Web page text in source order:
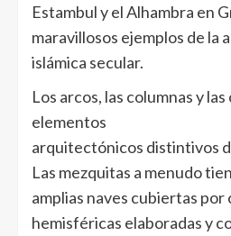
Estambul y el Alhambra en
maravillosos ejemplos de la
islámica secular.
Los arcos, las columnas y
elementos
arquitectónicos distintivos
Las mezquitas a menudo
amplias naves cubiertas por
hemisféricas elaboradas y